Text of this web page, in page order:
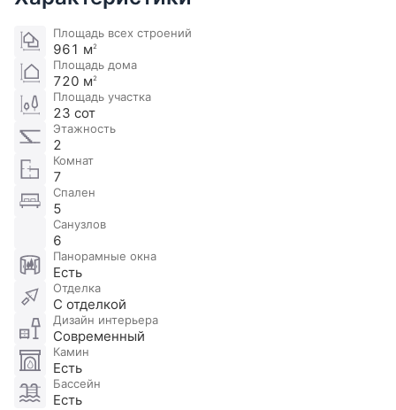
Площадь всех строений
961 м2
Площадь дома
720 м2
Площадь участка
23 сот
Этажность
2
Комнат
7
Спален
5
Санузлов
6
Панорамные окна
Есть
Отделка
С отделкой
Дизайн интерьера
Современный
Камин
Есть
Бассейн
Есть